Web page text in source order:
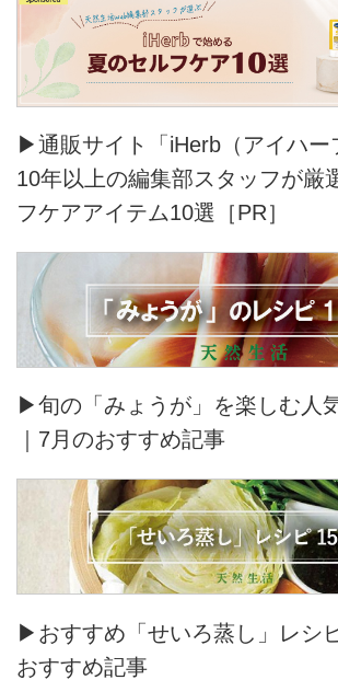
▶通販サイト「iHerb（アイハー
10年以上の編集部スタッフが厳
フケアアイテム10選［PR］
▶旬の「みょうが」を楽しむ人
｜7月のおすすめ記事
▶おすすめ「せいろ蒸し」レシ
おすすめ記事